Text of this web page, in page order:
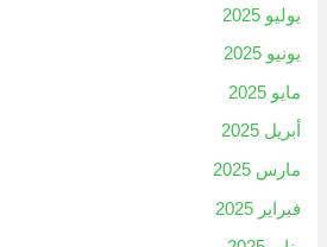
يوليو 2025
يونيو 2025
مايو 2025
أبريل 2025
مارس 2025
فبراير 2025